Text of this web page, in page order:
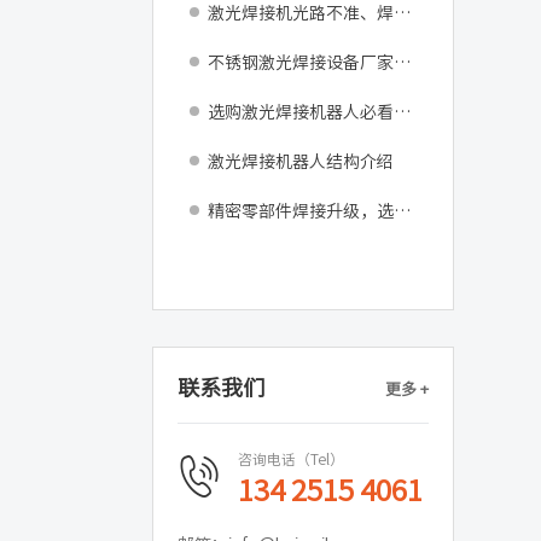
激光焊接机光路不准、焊点偏差如何调试修复？
不锈钢激光焊接设备厂家：告别返工困扰，助力车间产能跃升
选购激光焊接机器人必看：发那科M-10iD核心设备参数与产线适配指南
激光焊接机器人结构介绍
精密零部件焊接升级，选用精密激光焊接机器更省心
联系我们 更多 +
咨询电话（Tel）
134 2515 4061